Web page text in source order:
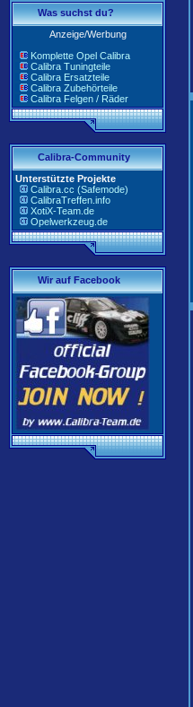
Was suchst du?
Anzeige/Werbung
Komplette Opel Calibra
Calibra Tuningteile
Calibra Ersatzteile
Calibra Zubehörteile
Calibra Felgen / Räder
Calibra-Community
Unterstützte Projekte
Calibra.cc (Safemode)
CalibraTreffen.info
XotiX-Team.de
Opelwerkzeug.de
Wir auf Facebook